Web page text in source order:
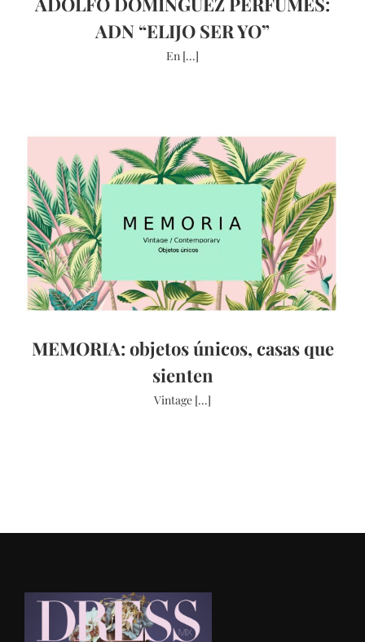
ADN “ELIJO SER YO”
En [...]
MEMORIA: objetos únicos, casas que
sienten
Vintage [...]